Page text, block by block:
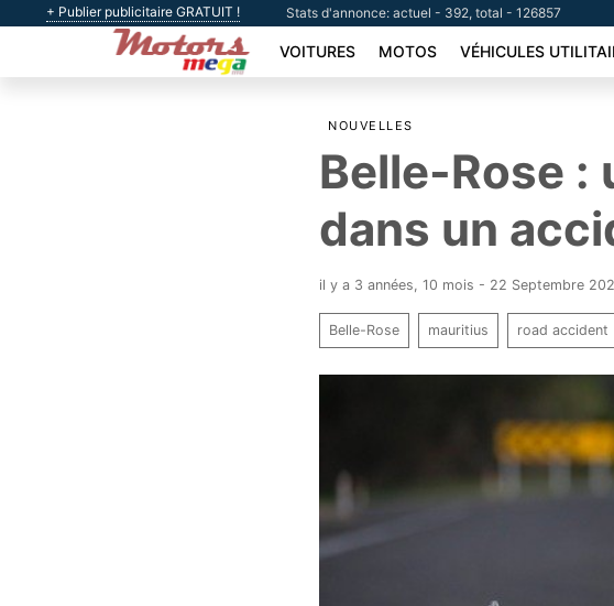
+ Publier publicitaire GRATUIT ! Stats d'annonce: actuel - 392, total - 126857
VOITURES MOTOS VÉHICULES
NOUVELLES
Belle-Rose
dans un
il y a 3 années, 10 mois - 22 Septembre
Belle-Rose mauritius road accident